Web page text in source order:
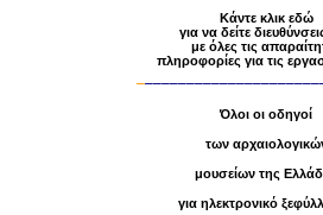
Κάντε κλικ εδώ
για να δείτε
με όλες τις
πληροφορίες για τις
Όλοι οι οδηγοί
των
μουσείων της
για ηλεκτρονικό